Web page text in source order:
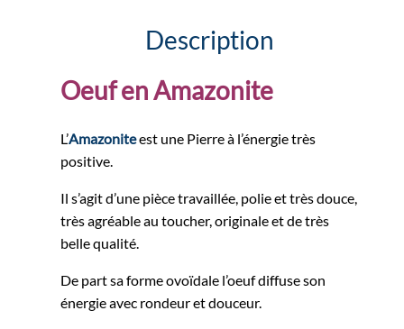
Description
Oeuf en Amazonite
L’Amazoniteest une Pierre à l’énergie très
positive.
Il s’agit d’une pièce travaillée, polie et très douce,
très agréable au toucher, originale et de très
belle qualité.
De part sa forme ovoïdale l’oeuf diffuse son
énergie avec rondeur et douceur.